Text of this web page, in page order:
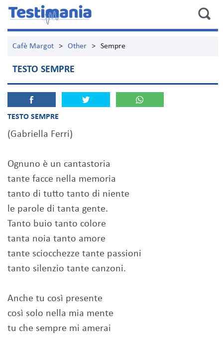
Cafè Margot > Other > Sempre
TESTO SEMPRE
TESTO SEMPRE
(Gabriella Ferri)
Ognuno è un cantastoria
tante facce nella memoria
tanto di tutto tanto di niente
le parole di tanta gente.
Tanto buio tanto colore
tanta noia tanto amore
tante sciocchezze tante passioni
tanto silenzio tante canzoni.
Anche tu così presente
così solo nella mia mente
tu che sempre mi amerai